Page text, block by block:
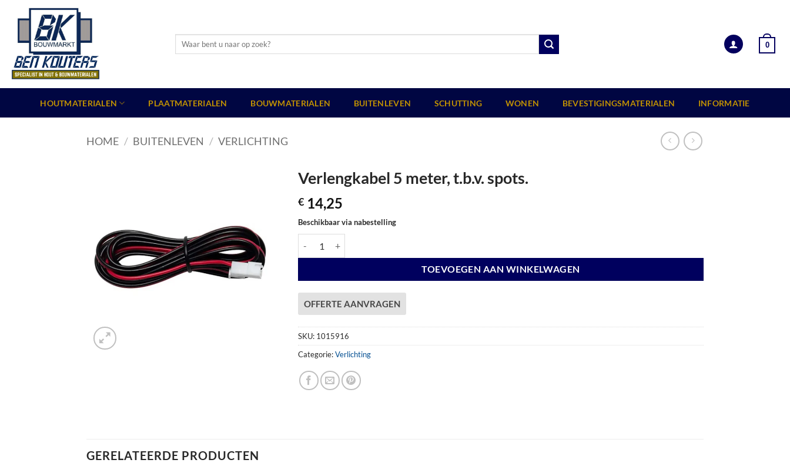
Zoeken
0
HOUTMATERIALEN PLAATMATERIALEN BOUWMATERIALEN BUITENLEVEN SCHUTTING WONEN BEVESTIGINGSMATERIALEN INFORMATIE
HOME / BUITENLEVEN / VERLICHTING
Verlengkabel 5 meter, t.b.v. spots.
€ 14,25
Beschikbaar via nabestelling
TOEVOEGEN AAN WINKELWAGEN
OFFERTE AANVRAGEN
SKU: 1015916
Categorie:Verlichting
GERELATEERDE PRODUCTEN